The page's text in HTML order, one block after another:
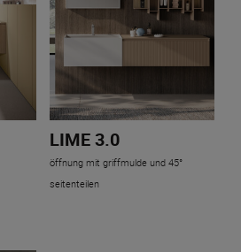
LIME 3.0
öffnung mit griffmulde und 45°
seitenteilen